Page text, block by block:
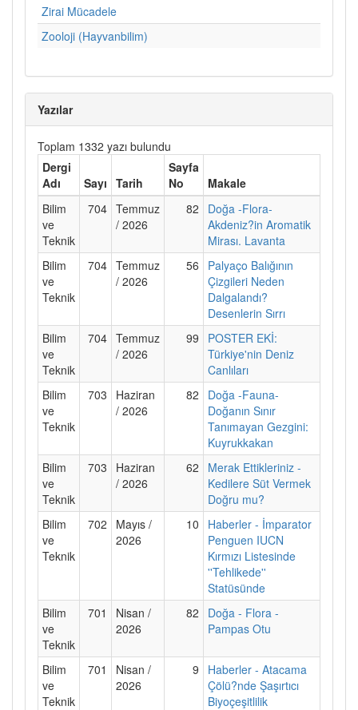
Zirai Mücadele
Zooloji (Hayvanbilim)
Yazılar
Toplam 1332 yazı bulundu
Dergi
Adı
Sayı Tarih
Sayfa
No
Makale
Bilim
ve
Teknik
704 Temmuz
/ 2026
82
Doğa -Flora-
Akdeniz?in Aromatik
Mirası. Lavanta
Bilim
ve
Teknik
704 Temmuz
/ 2026
56
Palyaço Balığının
Çizgileri Neden
Dalgalandı?
Desenlerin Sırrı
Bilim
ve
Teknik
704 Temmuz
/ 2026
99
POSTER EKİ:
Türkiye'nin Deniz
Canlıları
Bilim
ve
Teknik
703
Haziran
/ 2026
82
Doğa -Fauna-
Doğanın Sınır
Tanımayan Gezgini:
Kuyrukkakan
Bilim
ve
Teknik
703
Haziran
/ 2026
62
Merak Ettikleriniz -
Kedilere Süt Vermek
Doğru mu?
Bilim
ve
Teknik
702
Mayıs /
2026
10
Haberler - İmparator
Penguen IUCN
Kırmızı Listesinde
''Tehlikede''
Statüsünde
Bilim
ve
Teknik
701
Nisan /
2026
82
Doğa - Flora -
Pampas Otu
Bilim
ve
Teknik
701
Nisan /
2026
9
Haberler - Atacama
Çölü?nde Şaşırtıcı
Biyoçeşitlilik